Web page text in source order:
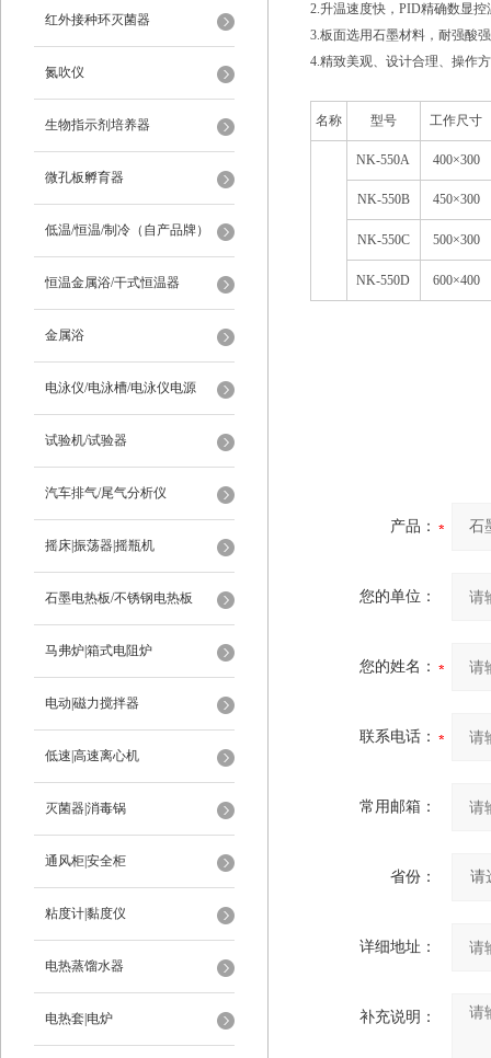
红外接种环灭菌器
氮吹仪
生物指示剂培养器
微孔板孵育器
低温/恒温/制冷（自产品牌）
恒温金属浴/干式恒温器
金属浴
电泳仪/电泳槽/电泳仪电源
试验机/试验器
汽车排气/尾气分析仪
摇床|振荡器|摇瓶机
石墨电热板/不锈钢电热板
马弗炉|箱式电阻炉
电动|磁力搅拌器
低速|高速离心机
灭菌器|消毒锅
通风柜|安全柜
粘度计|黏度仪
电热蒸馏水器
电热套|电炉
2.升温速度快，PID精确数显
3.板面选用石墨材料，耐强酸
4.精致美观、设计合理、操作
名称 型号 工作尺寸
NK-550A 400×300
NK-550B 450×300
NK-550C 500×300
NK-550D 600×400
产品：
您的单位：
您的姓名：
联系电话：
常用邮箱：
省份：
详细地址：
补充说明：